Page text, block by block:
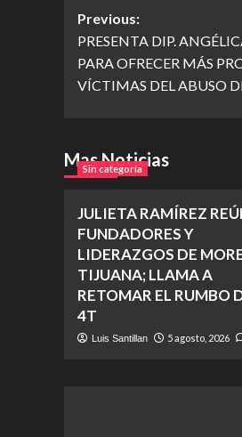
Post
navigation
Previous:
PRESENTA DIP.
PARA OFRECER MÁS
VÍCTIMAS DEL ABUSO
Mas Noticias
Sin categoría
JULIETA RAMÍREZ
FUNDADORES Y
LIDERAZGOS DE
TIJUANA; LLAMA A
RETOMAR EL RUMBO
4T
Luis Santillan 5 agosto, 2026